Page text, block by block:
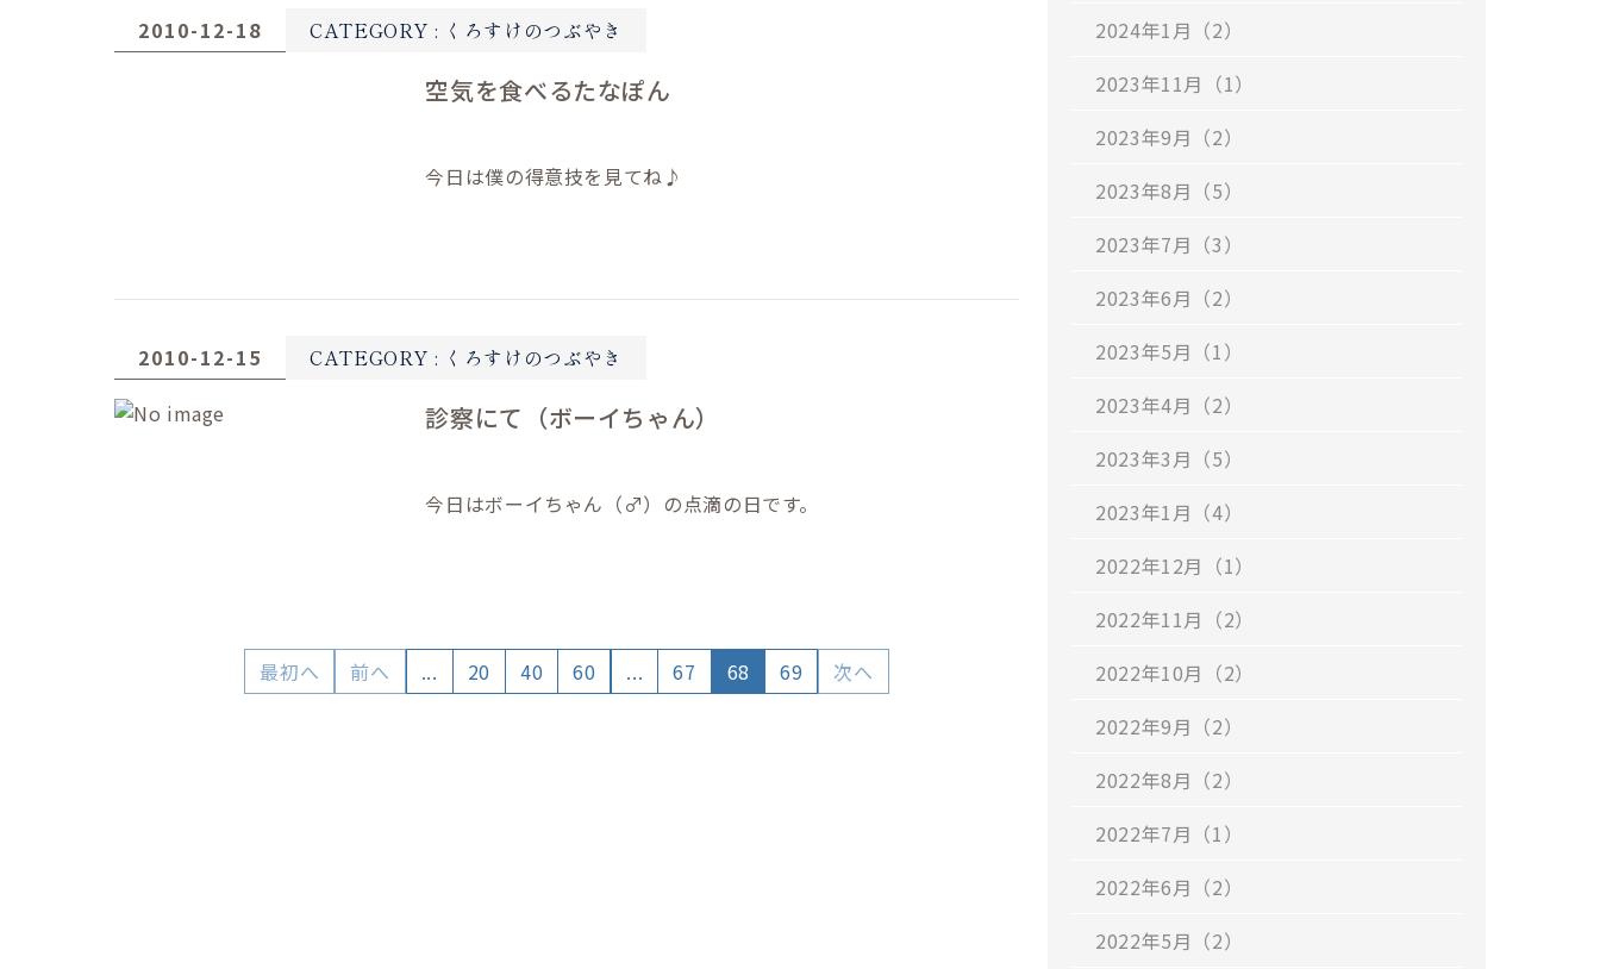
2010-12-18 CATEGORY : くろすけのつぶやき
空気を食べるたなぽん
今日は僕の得意技を見てね♪
2010-12-15 CATEGORY : くろすけのつぶやき
診察にて（ボーイちゃん）
今日はボーイちゃん（♂）の点滴の日です。
最初へ 前へ ... 20 40 60 ... 67 68 69 次へ
2024年1月（2）
2023年11月（1）
2023年9月（2）
2023年8月（5）
2023年7月（3）
2023年6月（2）
2023年5月（1）
2023年4月（2）
2023年3月（5）
2023年1月（4）
2022年12月（1）
2022年11月（2）
2022年10月（2）
2022年9月（2）
2022年8月（2）
2022年7月（1）
2022年6月（2）
2022年5月（2）